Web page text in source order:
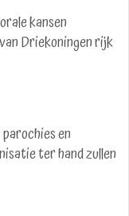
kansen
Driekoningen rijk
en
ter hand zullen